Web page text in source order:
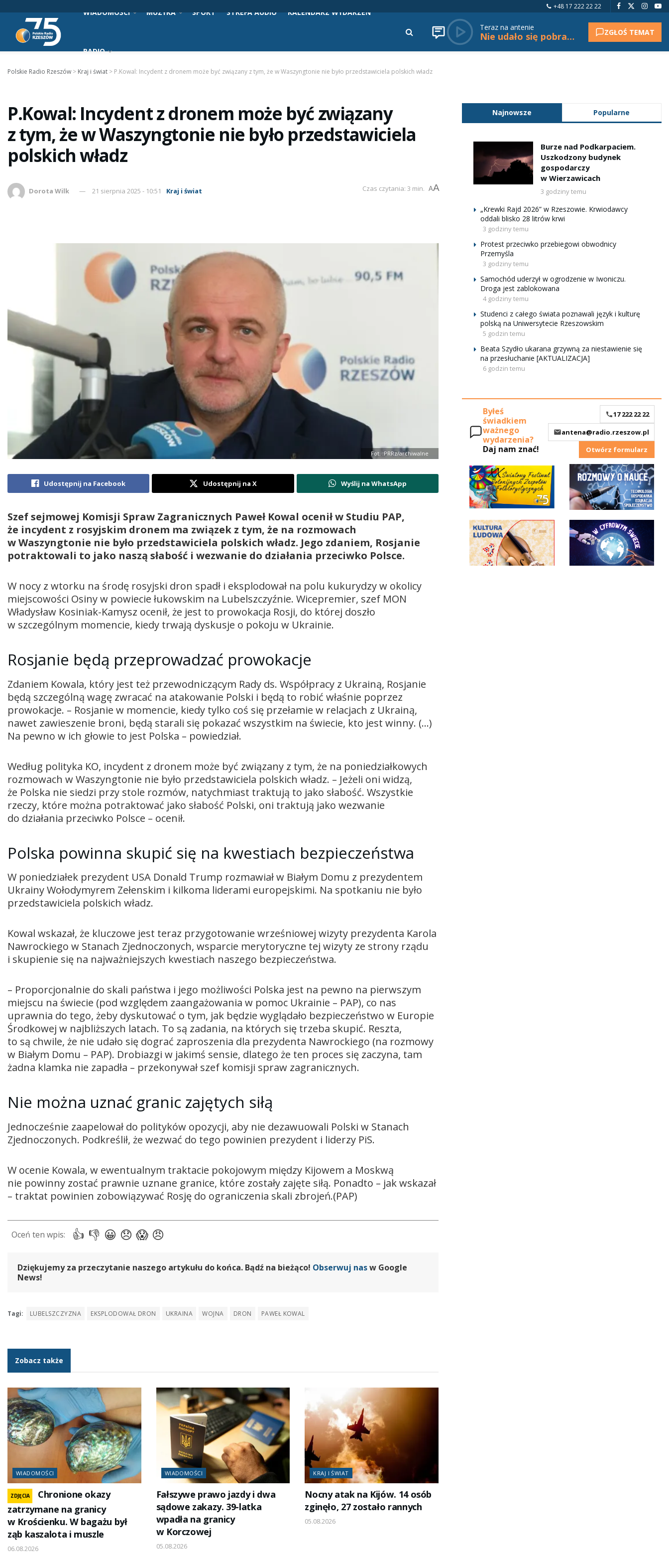
+48 17 222 22 22
WIADOMOŚCI MUZYKA SPORT STREFA AUDIO KALENDARZ WYDARZEŃ
RADIO
Teraz na antenie
Nie udało się pobrać tytułu. ZGŁOŚ TEMAT
Polskie Radio Rzeszów > Kraj i świat > P.Kowal: Incydent z dronem może być związany z tym, że w Waszyngtonie nie było przedstawiciela polskich władz
P.Kowal: Incydent z dronem może być związany
z tym, że w Waszyngtonie nie było przedstawiciela
polskich władz
Dorota Wilk 21 sierpnia 2025 - 10:51 Kraj i świat Czas czytania: 3 min. AA
Fot. :PRRz/archiwalne
Udostępnij na Facebook Udostępnij na X Wyślij na WhatsApp
Szef sejmowej Komisji Spraw Zagranicznych Paweł Kowal ocenił w Studiu PAP,
że incydent z rosyjskim dronem ma związek z tym, że na rozmowach
w Waszyngtonie nie było przedstawiciela polskich władz. Jego zdaniem, Rosjanie
potraktowali to jako naszą słabość i wezwanie do działania przeciwko Polsce.
W nocy z wtorku na środę rosyjski dron spadł i eksplodował na polu kukurydzy w okolicy
miejscowości Osiny w powiecie łukowskim na Lubelszczyźnie. Wicepremier, szef MON
Władysław Kosiniak-Kamysz ocenił, że jest to prowokacja Rosji, do której doszło
w szczególnym momencie, kiedy trwają dyskusje o pokoju w Ukrainie.
Rosjanie będą przeprowadzać prowokacje
Zdaniem Kowala, który jest też przewodniczącym Rady ds. Współpracy z Ukrainą, Rosjanie
będą szczególną wagę zwracać na atakowanie Polski i będą to robić właśnie poprzez
prowokacje. – Rosjanie w momencie, kiedy tylko coś się przełamie w relacjach z Ukrainą,
nawet zawieszenie broni, będą starali się pokazać wszystkim na świecie, kto jest winny. (…)
Na pewno w ich głowie to jest Polska – powiedział.
Według polityka KO, incydent z dronem może być związany z tym, że na poniedziałkowych
rozmowach w Waszyngtonie nie było przedstawiciela polskich władz. – Jeżeli oni widzą,
że Polska nie siedzi przy stole rozmów, natychmiast traktują to jako słabość. Wszystkie
rzeczy, które można potraktować jako słabość Polski, oni traktują jako wezwanie
do działania przeciwko Polsce – ocenił.
Polska powinna skupić się na kwestiach bezpieczeństwa
W poniedziałek prezydent USA Donald Trump rozmawiał w Białym Domu z prezydentem
Ukrainy Wołodymyrem Zełenskim i kilkoma liderami europejskimi. Na spotkaniu nie było
przedstawiciela polskich władz.
Kowal wskazał, że kluczowe jest teraz przygotowanie wrześniowej wizyty prezydenta Karola
Nawrockiego w Stanach Zjednoczonych, wsparcie merytoryczne tej wizyty ze strony rządu
i skupienie się na najważniejszych kwestiach naszego bezpieczeństwa.
– Proporcjonalnie do skali państwa i jego możliwości Polska jest na pewno na pierwszym
miejscu na świecie (pod względem zaangażowania w pomoc Ukrainie – PAP), co nas
uprawnia do tego, żeby dyskutować o tym, jak będzie wyglądało bezpieczeństwo w Europie
Środkowej w najbliższych latach. To są zadania, na których się trzeba skupić. Reszta,
to są chwile, że nie udało się dograć zaproszenia dla prezydenta Nawrockiego (na rozmowy
w Białym Domu – PAP). Drobiazgi w jakimś sensie, dlatego że ten proces się zaczyna, tam
żadna klamka nie zapadła – przekonywał szef komisji spraw zagranicznych.
Nie można uznać granic zajętych siłą
Jednocześnie zaapelował do polityków opozycji, aby nie dezawuowali Polski w Stanach
Zjednoczonych. Podkreślił, że wezwać do tego powinien prezydent i liderzy PiS.
W ocenie Kowala, w ewentualnym traktacie pokojowym między Kijowem a Moskwą
nie powinny zostać prawnie uznane granice, które zostały zajęte siłą. Ponadto – jak wskazał
– traktat powinien zobowiązywać Rosję do ograniczenia skali zbrojeń.(PAP)
Dziękujemy za przeczytanie naszego artykułu do końca. Bądź na bieżąco! Obserwuj nasw Google
News!
Tagi: LUBELSZCZYZNA EKSPLODOWAŁ DRON UKRAINA WOJNA DRON PAWEŁ KOWAL
Zobacz także
WIADOMOŚCI
ZDJĘCIA
Chronione okazy
zatrzymane na granicy
w Krościenku. W bagażu był
ząb kaszalota i muszle
06.08.2026
WIADOMOŚCI
Fałszywe prawo jazdy i dwa
sądowe zakazy. 39-latka
wpadła na granicy
w Korczowej
05.08.2026
KRAJ I ŚWIAT
Nocny atak na Kijów. 14 osób
zginęło, 27 zostało rannych
05.08.2026
Najnowsze Popularne
Burze nad Podkarpaciem.
Uszkodzony budynek
gospodarczy
w Wierzawicach
3 godziny temu
„Krewki Rajd 2026” w Rzeszowie. Krwiodawcy
oddali blisko 28 litrów krwi
3 godziny temu
Protest przeciwko przebiegowi obwodnicy
Przemyśla
3 godziny temu
Samochód uderzył w ogrodzenie w Iwoniczu.
Droga jest zablokowana
4 godziny temu
Studenci z całego świata poznawali język i kulturę
polską na Uniwersytecie Rzeszowskim
5 godzin temu
Beata Szydło ukarana grzywną za niestawienie się
na przesłuchanie [AKTUALIZACJA]
6 godzin temu
Byłeś
świadkiem
ważnego
wydarzenia?
Daj nam znać!
17 222 22 22
antena@radio.rzeszow.pl
Otwórz formularz